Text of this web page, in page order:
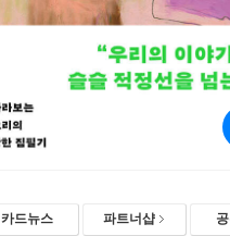
카드뉴스 파트너샵